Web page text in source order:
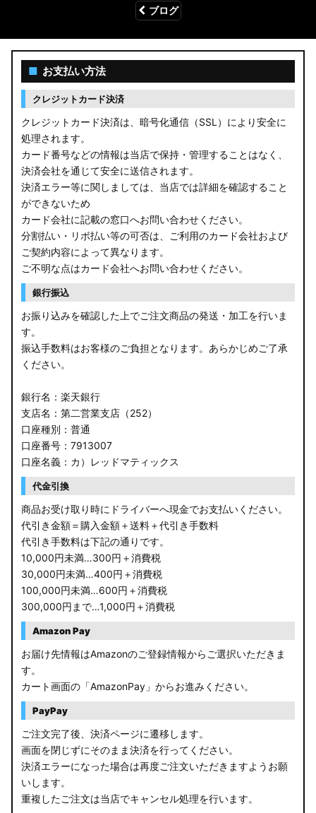
ブログ
■ お支払い方法
クレジットカード決済
クレジットカード決済は、暗号化通信（SSL）により安全に
処理されます。
カード番号などの情報は当店で保持・管理することはなく、
決済会社を通じて安全に送信されます。
決済エラー等に関しましては、当店では詳細を確認すること
ができないため
カード会社に記載の窓口へお問い合わせください。
分割払い・リボ払い等の可否は、ご利用のカード会社および
ご契約内容によって異なります。
ご不明な点はカード会社へお問い合わせください。
銀行振込
お振り込みを確認した上でご注文商品の発送・加工を行いま
す。
振込手数料はお客様のご負担となります。あらかじめご了承
ください。
銀行名：楽天銀行
支店名：第二営業支店（252）
口座種別：普通
口座番号：7913007
口座名義：カ）レッドマティックス
代金引換
商品お受け取り時にドライバーへ現金でお支払いください。
代引き金額＝購入金額＋送料＋代引き手数料
代引き手数料は下記の通りです。
10,000円未満…300円＋消費税
30,000円未満…400円＋消費税
100,000円未満…600円＋消費税
300,000円まで…1,000円＋消費税
Amazon Pay
お届け先情報はAmazonのご登録情報からご選択いただきま
す。
カート画面の「AmazonPay」からお進みください。
PayPay
ご注文完了後、決済ページに遷移します。
画面を閉じずにそのまま決済を行ってください。
決済エラーになった場合は再度ご注文いただきますようお願
いします。
重複したご注文は当店でキャンセル処理を行います。